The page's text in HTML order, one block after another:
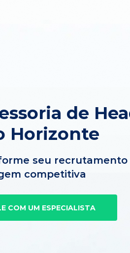
de
Horizonte
seu recrutamento
competitiva
COM UM ESPECIALISTA